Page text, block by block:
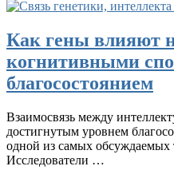
Как гены влияют
когнитивными
благосостоянием
Взаимосвязь между
достигнутым уровнем
одной из самых обсуждаемых
Исследователи …